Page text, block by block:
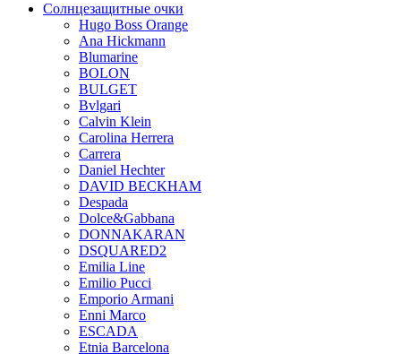
Солнцезащитные очки
Hugo Boss Orange
Ana Hickmann
Blumarine
BOLON
BULGET
Bvlgari
Calvin Klein
Carolina Herrera
Carrera
Daniel Hechter
DAVID BECKHAM
Despada
Dolce&Gabbana
DONNAKARAN
DSQUARED2
Emilia Line
Emilio Pucci
Emporio Armani
Enni Marco
ESCADA
Etnia Barcelona